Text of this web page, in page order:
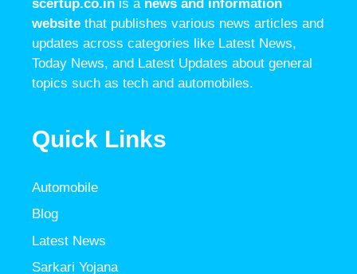
scertup.co.in is a news and information
website that publishes various news articles and
updates across categories like Latest News,
Today News, and Latest Updates about general
topics such as tech and automobiles.
Quick Links
Automobile
Blog
Latest News
Sarkari Yojana